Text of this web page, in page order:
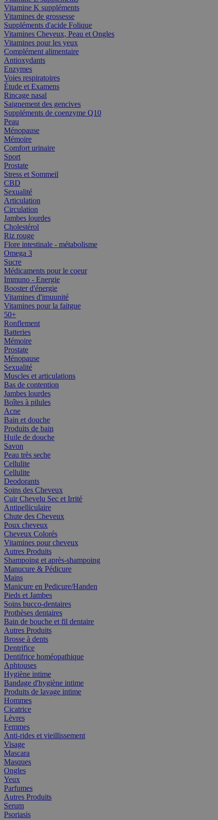
Vitamine K suppléments
Vitamines de grossesse
Suppléments d'acide Folique
Vitamines Cheveux, Peau et Ongles
Vitamines pour les yeux
Complément alimentaire
Antioxydants
Enzymes
Voies respiratoires
Étude et Examens
Rincage nasal
Saignement des gencives
Suppléments de coenzyme Q10
Peau
Ménopause
Mémoire
Comfort urinaire
Sport
Prostate
Stress et Sommeil
CBD
Sexualité
Articulation
Circulation
Jambes lourdes
Cholestérol
Riz rouge
Flore intestinale - métabolisme
Omega 3
Sucre
Médicaments pour le coeur
Immuno - Energie
Booster d'énergie
Vitamines d'imuunité
Vitamines pour la faitgue
50+
Ronflement
Batteries
Mémoire
Prostate
Ménopause
Sexualité
Muscles et articulations
Bas de contention
Jambes lourdes
Boîtes à pilules
Acne
Bain et douche
Produits de bain
Huile de douche
Savon
Peau très seche
Cellulite
Cellulite
Deodorants
Soins des Cheveux
Cuir Chevelu Sec et Irrité
Antipelliculaire
Chute des Cheveux
Poux cheveux
Cheveux Colorés
Vitamines pour cheveux
Autres Produits
Shampoing et après-shampoing
Manucure & Pédicure
Mains
Manicure en Pedicure/Handen
Pieds et Jambes
Soins bucco-dentaires
Prothèses dentaires
Bain de bouche et fil dentaire
Autres Produits
Brosse à dents
Dentrifice
Dentifrice homéopathique
Aphtouses
Hygiène intime
Bandage d'hygiène intime
Produits de lavage intime
Hommes
Cicatrice
Lèvres
Femmes
Anti-rides et vieillissement
Visage
Mascara
Masques
Ongles
Yeux
Parfumes
Autres Produits
Serum
Psoriasis